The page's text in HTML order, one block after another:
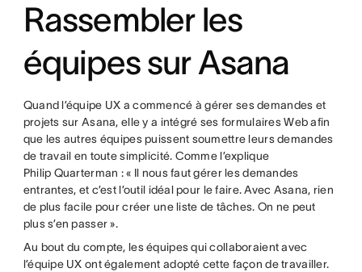
Rassembler les
équipes sur Asana
Quand l’équipe UX a commencé à gérer ses demandes et
projets sur Asana, elle y a intégré ses formulaires Web afin
que les autres équipes puissent soumettre leurs demandes
de travail en toute simplicité. Comme l’explique
Philip Quarterman : « Il nous faut gérer les demandes
entrantes, et c’est l’outil idéal pour le faire. Avec Asana, rien
de plus facile pour créer une liste de tâches. On ne peut
plus s’en passer ».
Au bout du compte, les équipes qui collaboraient avec
l’équipe UX ont également adopté cette façon de travailler.